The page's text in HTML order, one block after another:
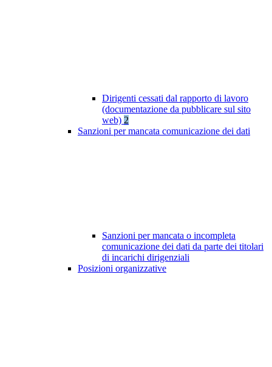
Dirigenti cessati dal rapporto di lavoro
(documentazione da pubblicare sul sito
web) 2
Sanzioni per mancata comunicazione dei dati
Sanzioni per mancata o incompleta
comunicazione dei dati da parte dei titolari
di incarichi dirigenziali
Posizioni organizzative